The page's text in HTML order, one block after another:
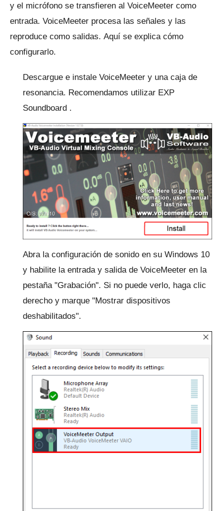
y el micrófono se transfieren al VoiceMeeter como
entrada. VoiceMeeter procesa las señales y las
reproduce como salidas. Aquí se explica cómo
configurarlo.
Descargue e instale VoiceMeeter y una caja de
resonancia. Recomendamos utilizar EXP
Soundboard .
Abra la configuración de sonido en su Windows 10
y habilite la entrada y salida de VoiceMeeter en la
pestaña "Grabación". Si no puede verlo, haga clic
derecho y marque "Mostrar dispositivos
deshabilitados".